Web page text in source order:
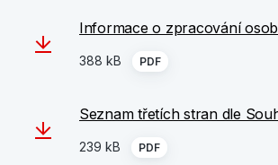
Informace o zpracování
388 kB PDF
Seznam třetích stran dle
239 kB PDF